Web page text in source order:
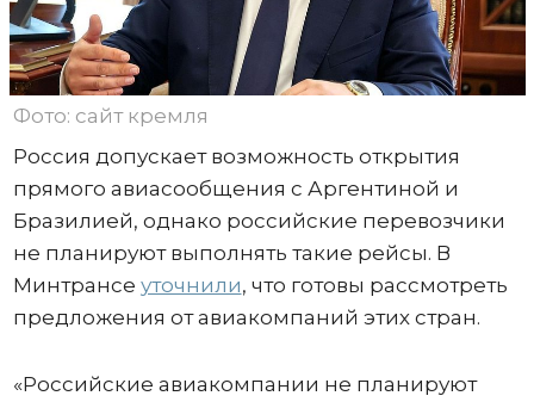
Фото: сайт кремля
Россия допускает возможность открытия
прямого авиасообщения с Аргентиной и
Бразилией, однако российские перевозчики
не планируют выполнять такие рейсы. В
Минтрансе уточнили, что готовы рассмотреть
предложения от авиакомпаний этих стран.
«Российские авиакомпании не планируют